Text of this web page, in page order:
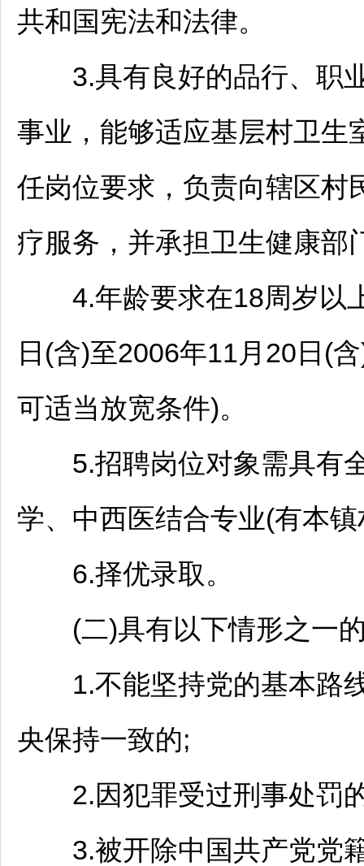
共和国宪法和法律。
3.具有良好的品行、职业
事业，能够适应基层村卫生
任岗位要求，负责向辖区村
疗服务，并承担卫生健康部
4.年龄要求在18周岁以
日(含)至2006年11月20日(
可适当放宽条件)。
5.招聘岗位对象需具有
学、中西医结合专业(有本
6.择优录取。
(二)具有以下情形之一的
1.不能坚持党的基本路线
央保持一致的;
2.因犯罪受过刑事处罚
3.被开除中国共产党党